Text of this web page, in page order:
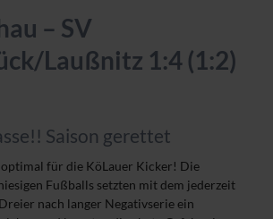
– SV
Laußnitz 1:4 (1:2)
Saison gerettet
für die KöLauer Kicker! Die
Fußballs setzten mit dem jederzeit
nach langer Negativserie ein